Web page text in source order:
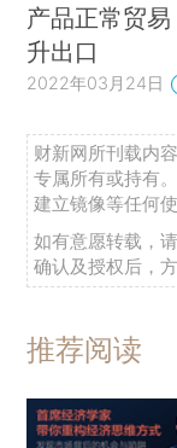
产品正常贸
升出口
2022年03月24日
财新网所刊载内
专属所有或持有
建立镜像等任何使
如有意愿转载，
确认及授权后，方
推荐阅读